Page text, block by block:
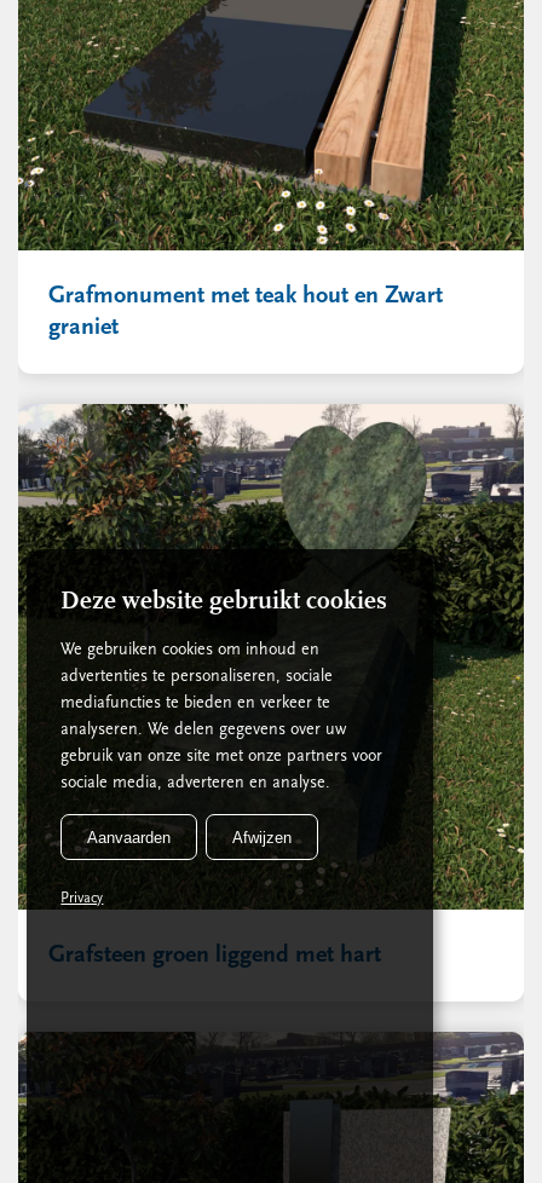
Grafmonument met teak hout en Zwart
graniet
Grafsteen groen liggend met hart
Deze website gebruikt cookies
We gebruiken cookies om inhoud en
advertenties te personaliseren, sociale
mediafuncties te bieden en verkeer te
analyseren. We delen gegevens over uw
gebruik van onze site met onze partners voor
sociale media, adverteren en analyse.
Aanvaarden Afwijzen
Privacy